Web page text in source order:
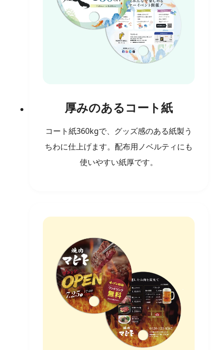
厚みのあるコート紙
コート紙360kgで、グッズ感のある紙製う
ちわに仕上げます。配布用ノベルティにも
使いやすい紙厚です。